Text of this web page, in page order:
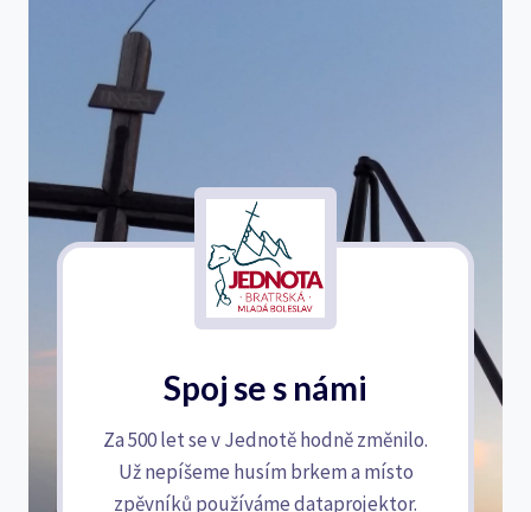
Spoj se s námi
Za 500 let se v Jednotě hodně změnilo.
Už nepíšeme husím brkem a místo
zpěvníků používáme dataprojektor.